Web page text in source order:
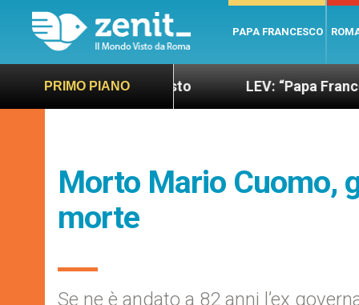
PAPA FRANCESCO
PRIMO PIANO
più sano e giusto LEV: “Papa Francesco. Un
Morto Mario Cuomo,
morte
Se ne è andato a 82 anni l’ex